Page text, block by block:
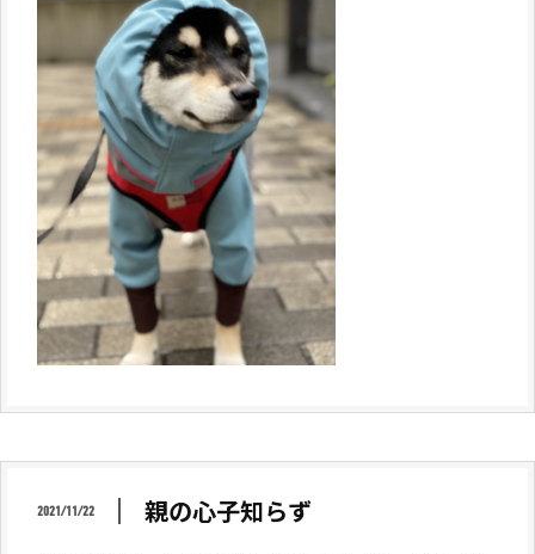
2021/11/22 親の心子知らず